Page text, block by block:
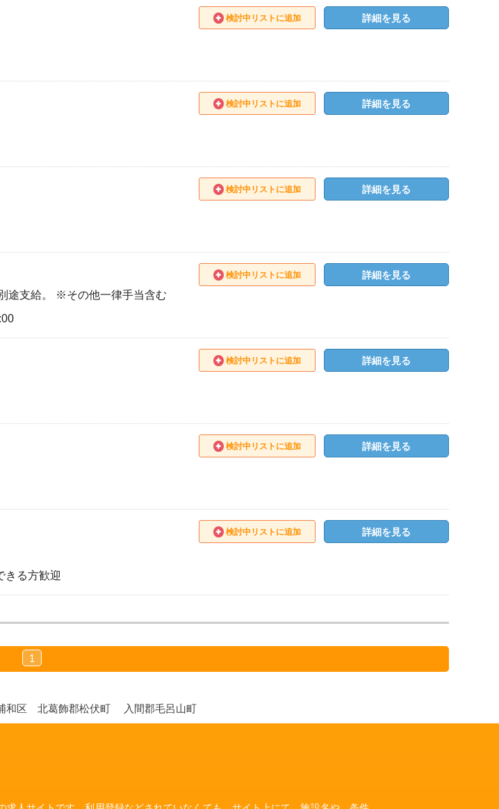
検討中リストに追加 詳細を見る
検討中リストに追加 詳細を見る
検討中リストに追加 詳細を見る
途支給。 ※その他一律手当含む
検討中リストに追加 詳細を見る
検討中リストに追加 詳細を見る
検討中リストに追加 詳細を見る
きる方歓迎
検討中リストに追加 詳細を見る
1
和区 北葛飾郡松伏町 入間郡毛呂山町